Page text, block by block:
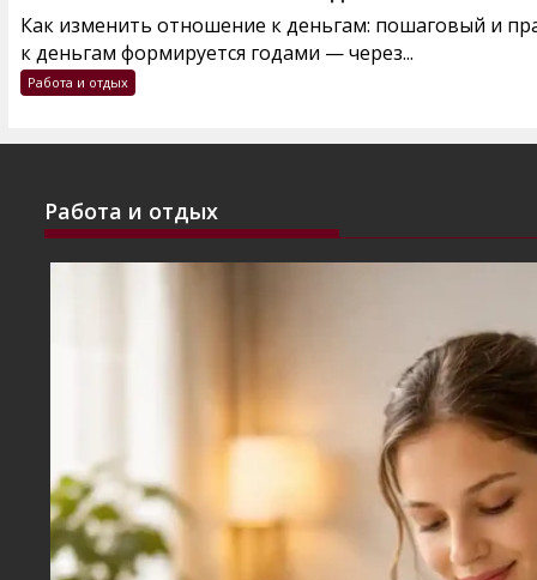
Как изменить отношение к деньгам: пошаговый и
к деньгам формируется годами — через...
Работа и отдых
Работа и отдых